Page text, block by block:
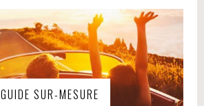
GUIDE SUR-MESURE